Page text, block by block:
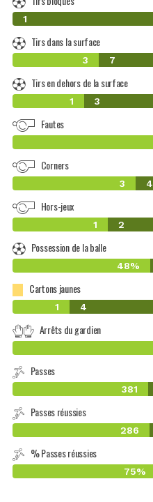
0
1
Tirs dans la surface
3 7
Tirs en dehors de la surface
1 3
Fautes
Corners
3 4
Hors-jeux
1 2
Possession de la balle
48%
Cartons jaunes
1 4
Arrêts du gardien
Passes
381
Passes réussies
286
% Passes réussies
75%